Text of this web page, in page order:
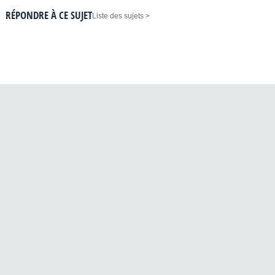
< Liste des sujets
RÉPONDRE À CE SUJET